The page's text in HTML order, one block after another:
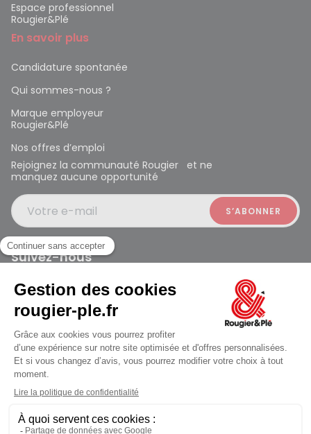
ouvert à 10:00
Espace professionnel
Rougier&Plé
En savoir plus
Candidature spontanée
Qui sommes-nous ?
Marque employeur
Rougier&Plé
Nos offres d’emploi
Rejoignez la communauté Rougier et ne
manquez aucune opportunité
Votre e-mail
Suivez-nous
Rougier et Plé 2024 Copyright
Conditions générales des ventes
Données personnelles